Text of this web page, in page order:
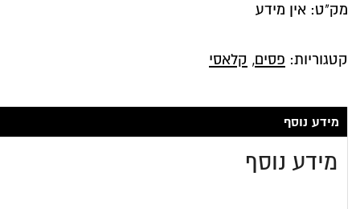
אפור
מק"ט: אין מידע
קטגוריות: פסים, קלאסי
מידע נוסף
מידע נוסף